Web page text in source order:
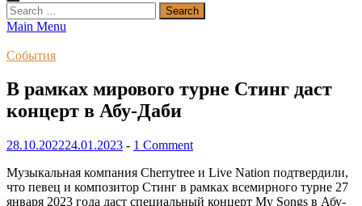
Search
for:
Main Menu
События
В рамках мирового турне Стинг даст
концерт в Абу-Даби
28.10.202224.01.2023 - 1 Comment
Музыкальная компания Cherrytree и Live Nation подтвердили,
что певец и композитор Стинг в рамках всемирного турне 27
января 2023 года даст специальный концерт My Songs в Абу-